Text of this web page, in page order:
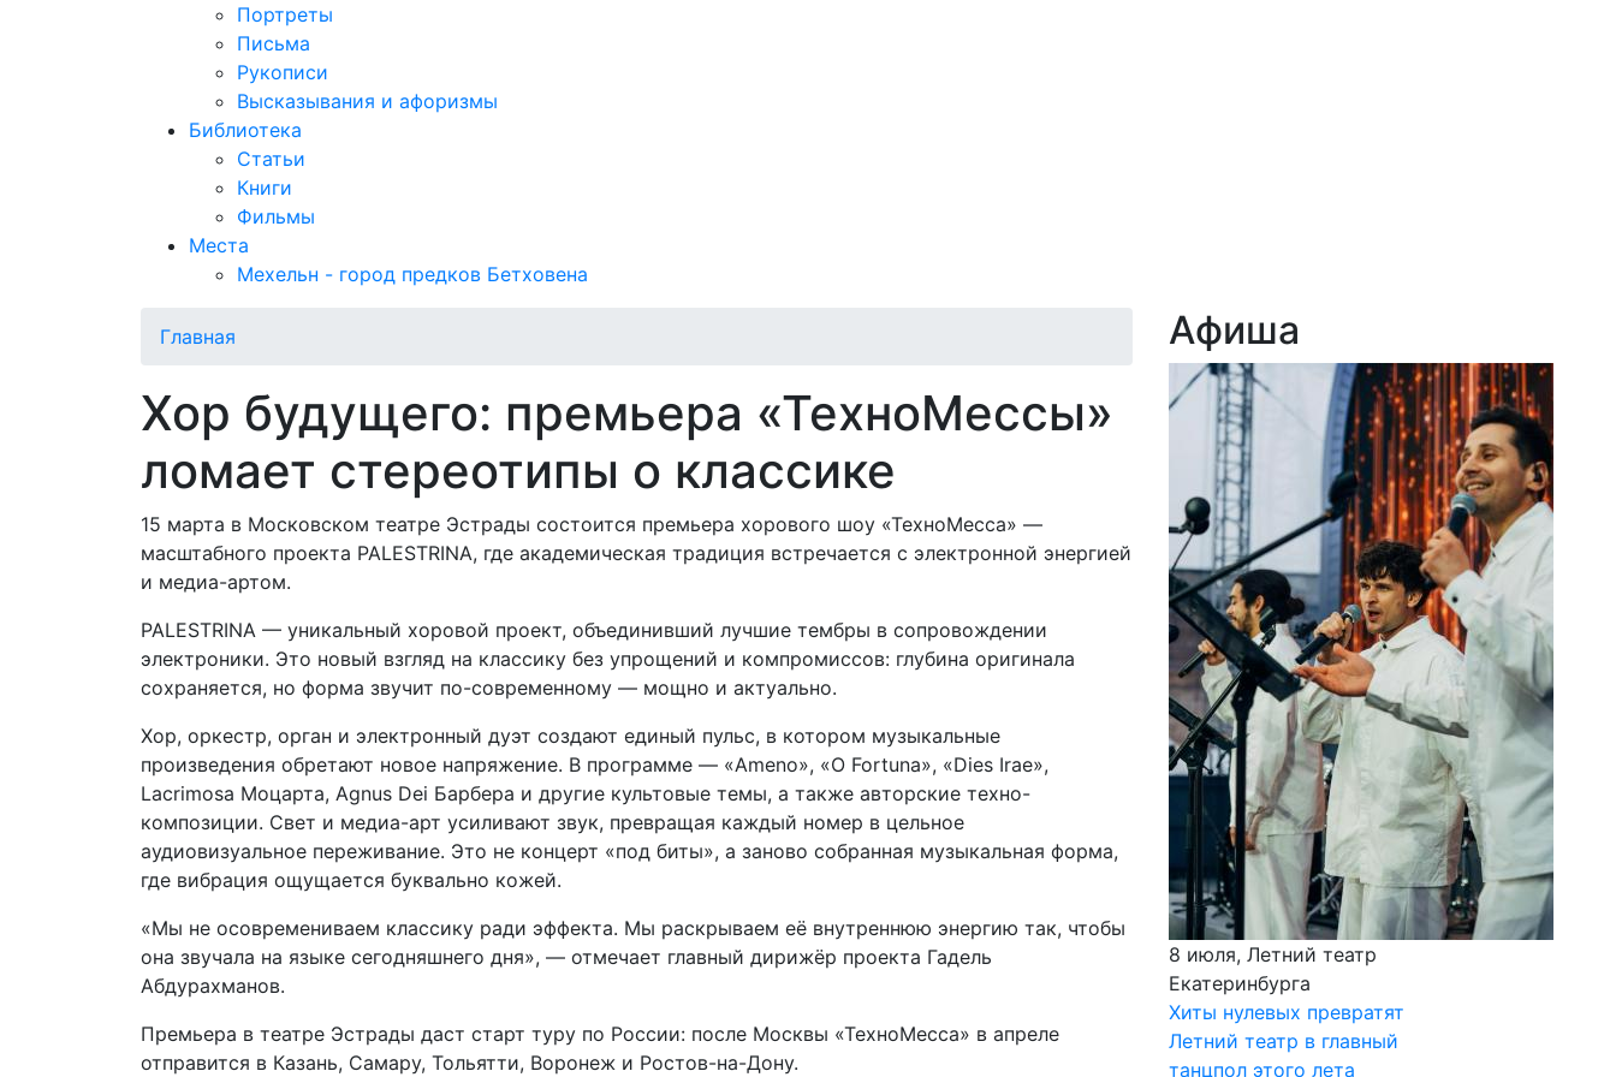
Портреты
Письма
Рукописи
Высказывания и афоризмы
Библиотека
Статьи
Книги
Фильмы
Места
Мехельн - город предков Бетховена
Главная
Хор будущего: премьера «ТехноМессы»
ломает стереотипы о классике
15 марта в Московском театре Эстрады состоится премьера хорового шоу «ТехноМесса» —
масштабного проекта PALESTRINA, где академическая традиция встречается с электронной энергией
и медиа-артом.
PALESTRINA — уникальный хоровой проект, объединивший лучшие тембры в сопровождении
электроники. Это новый взгляд на классику без упрощений и компромиссов: глубина оригинала
сохраняется, но форма звучит по-современному — мощно и актуально.
Хор, оркестр, орган и электронный дуэт создают единый пульс, в котором музыкальные
произведения обретают новое напряжение. В программе — «Ameno», «O Fortuna», «Dies Irae»,
Lacrimosa Моцарта, Agnus Dei Барбера и другие культовые темы, а также авторские техно-
композиции. Свет и медиа-арт усиливают звук, превращая каждый номер в цельное
аудиовизуальное переживание. Это не концерт «под биты», а заново собранная музыкальная форма,
где вибрация ощущается буквально кожей.
«Мы не осовремениваем классику ради эффекта. Мы раскрываем её внутреннюю энергию так, чтобы
она звучала на языке сегодняшнего дня», — отмечает главный дирижёр проекта Гадель
Абдурахманов.
Премьера в театре Эстрады даст старт туру по России: после Москвы «ТехноМесса» в апреле
отправится в Казань, Самару, Тольятти, Воронеж и Ростов-на-Дону.
Афиша
8 июля, Летний театр
Екатеринбурга
Хиты нулевых превратят
Летний театр в главный
танцпол этого лета